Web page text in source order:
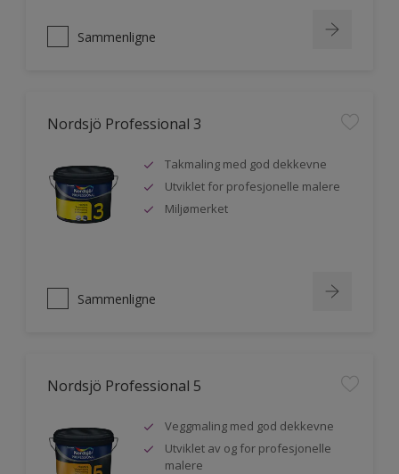
Sammenligne
Nordsjö Professional 3
Takmaling med god dekkevne
Utviklet for profesjonelle malere
Miljømerket
Sammenligne
Nordsjö Professional 5
Veggmaling med god dekkevne
Utviklet av og for profesjonelle
malere